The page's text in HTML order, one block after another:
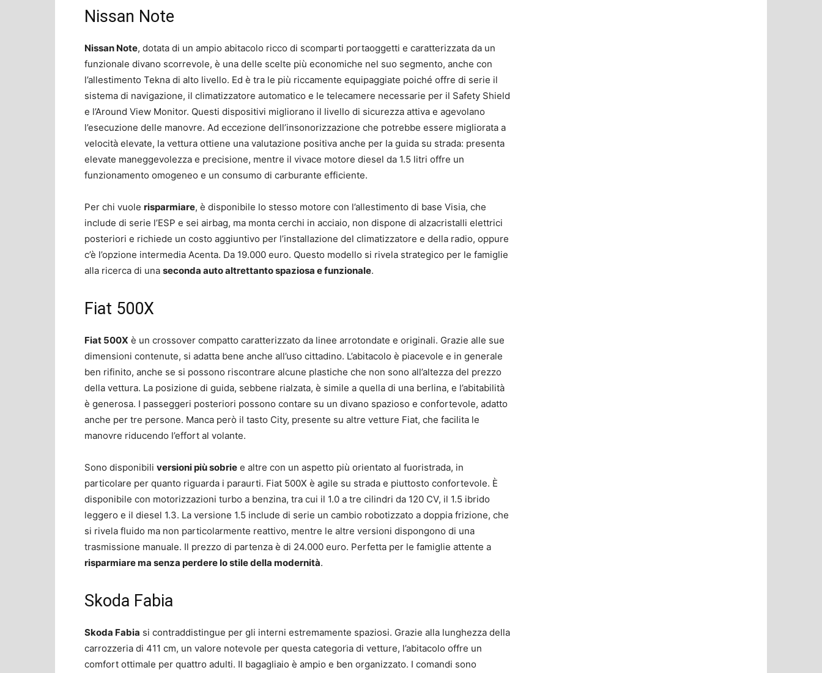
Nissan Note
Nissan Note, dotata di un ampio abitacolo ricco di scomparti portaoggetti e caratterizzata da un
funzionale divano scorrevole, è una delle scelte più economiche nel suo segmento, anche con
l’allestimento Tekna di alto livello. Ed è tra le più riccamente equipaggiate poiché offre di serie il
sistema di navigazione, il climatizzatore automatico e le telecamere necessarie per il Safety Shield
e l’Around View Monitor. Questi dispositivi migliorano il livello di sicurezza attiva e agevolano
l’esecuzione delle manovre. Ad eccezione dell’insonorizzazione che potrebbe essere migliorata a
velocità elevate, la vettura ottiene una valutazione positiva anche per la guida su strada: presenta
elevate maneggevolezza e precisione, mentre il vivace motore diesel da 1.5 litri offre un
funzionamento omogeneo e un consumo di carburante efficiente.
Per chi vuole risparmiare, è disponibile lo stesso motore con l’allestimento di base Visia, che
include di serie l’ESP e sei airbag, ma monta cerchi in acciaio, non dispone di alzacristalli elettrici
posteriori e richiede un costo aggiuntivo per l’installazione del climatizzatore e della radio, oppure
c’è l’opzione intermedia Acenta. Da 19.000 euro. Questo modello si rivela strategico per le famiglie
alla ricerca di una seconda auto altrettanto spaziosa e funzionale.
Fiat 500X
Fiat 500X è un crossover compatto caratterizzato da linee arrotondate e originali. Grazie alle sue
dimensioni contenute, si adatta bene anche all’uso cittadino. L’abitacolo è piacevole e in generale
ben rifinito, anche se si possono riscontrare alcune plastiche che non sono all’altezza del prezzo
della vettura. La posizione di guida, sebbene rialzata, è simile a quella di una berlina, e l’abitabilità
è generosa. I passeggeri posteriori possono contare su un divano spazioso e confortevole, adatto
anche per tre persone. Manca però il tasto City, presente su altre vetture Fiat, che facilita le
manovre riducendo l’effort al volante.
Sono disponibili versioni più sobrie e altre con un aspetto più orientato al fuoristrada, in
particolare per quanto riguarda i paraurti. Fiat 500X è agile su strada e piuttosto confortevole. È
disponibile con motorizzazioni turbo a benzina, tra cui il 1.0 a tre cilindri da 120 CV, il 1.5 ibrido
leggero e il diesel 1.3. La versione 1.5 include di serie un cambio robotizzato a doppia frizione, che
si rivela fluido ma non particolarmente reattivo, mentre le altre versioni dispongono di una
trasmissione manuale. Il prezzo di partenza è di 24.000 euro. Perfetta per le famiglie attente a
risparmiare ma senza perdere lo stile della modernità.
Skoda Fabia
Skoda Fabia si contraddistingue per gli interni estremamente spaziosi. Grazie alla lunghezza della
carrozzeria di 411 cm, un valore notevole per questa categoria di vetture, l’abitacolo offre un
comfort ottimale per quattro adulti. Il bagagliaio è ampio e ben organizzato. I comandi sono